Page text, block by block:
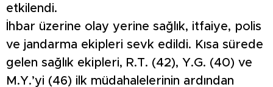
etkilendi.
İhbar üzerine olay yerine sağlık, itfaiye, polis
ve jandarma ekipleri sevk edildi. Kısa sürede
gelen sağlık ekipleri, R.T. (42), Y.G. (40) ve
M.Y.’yi (46) ilk müdahalelerinin ardından